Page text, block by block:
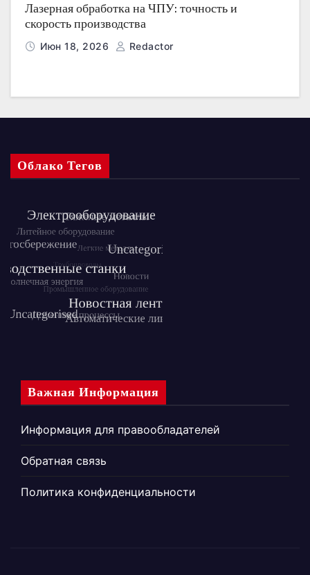
Лазерная обработка на ЧПУ: точность и
скорость производства
Июн 18, 2026 Redactor
Облако Тегов
Важная Информация
Информация для правообладателей
Обратная связь
Политика конфиденциальности